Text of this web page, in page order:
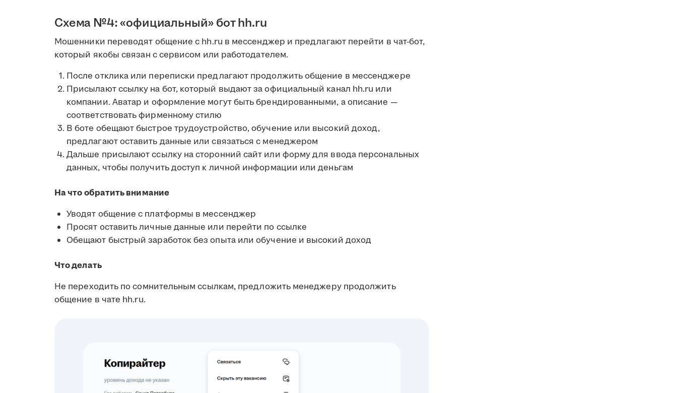
Схема №4: «официальный» бот hh.ru
Мошенники переводят общение с hh.ru в мессенджер и предлагают перейти в чат-бот,
который якобы связан с сервисом или работодателем.
После отклика или переписки предлагают продолжить общение в мессенджере
Присылают ссылку на бот, который выдают за официальный канал hh.ru или
компании. Аватар и оформление могут быть брендированными, а описание —
соответствовать фирменному стилю
В боте обещают быстрое трудоустройство, обучение или высокий доход,
предлагают оставить данные или связаться с менеджером
Дальше присылают ссылку на сторонний сайт или форму для ввода персональных
данных, чтобы получить доступ к личной информации или деньгам
На что обратить внимание
Уводят общение с платформы в мессенджер
Просят оставить личные данные или перейти по ссылке
Обещают быстрый заработок без опыта или обучение и высокий доход
Что делать
Не переходить по сомнительным ссылкам, предложить менеджеру продолжить
общение в чате hh.ru.